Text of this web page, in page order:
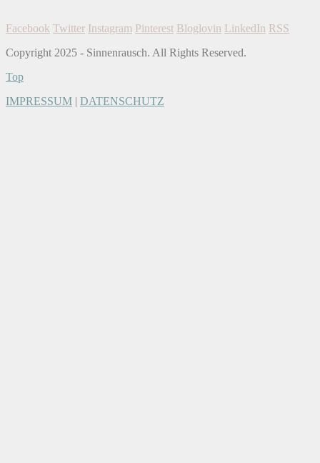
Facebook Twitter Instagram Pinterest Bloglovin LinkedIn RSS
Copyright 2025 - Sinnenrausch. All Rights Reserved.
Top
IMPRESSUM | DATENSCHUTZ